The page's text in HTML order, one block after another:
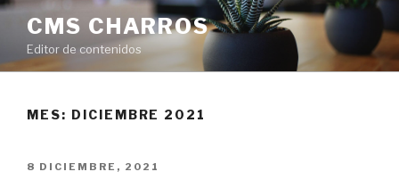
Ir
contenido
CMS CHARROS
Editor de contenidos
MES: DICIEMBRE 2021
PUBLICADO
8 DICIEMBRE, 2021